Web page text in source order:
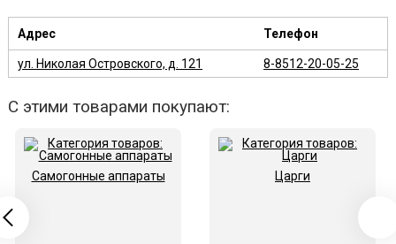
Адрес Телефон
ул. Николая Островского, д. 121 8-8512-20-05-25
С этими товарами покупают:
Самогонные аппараты Царги